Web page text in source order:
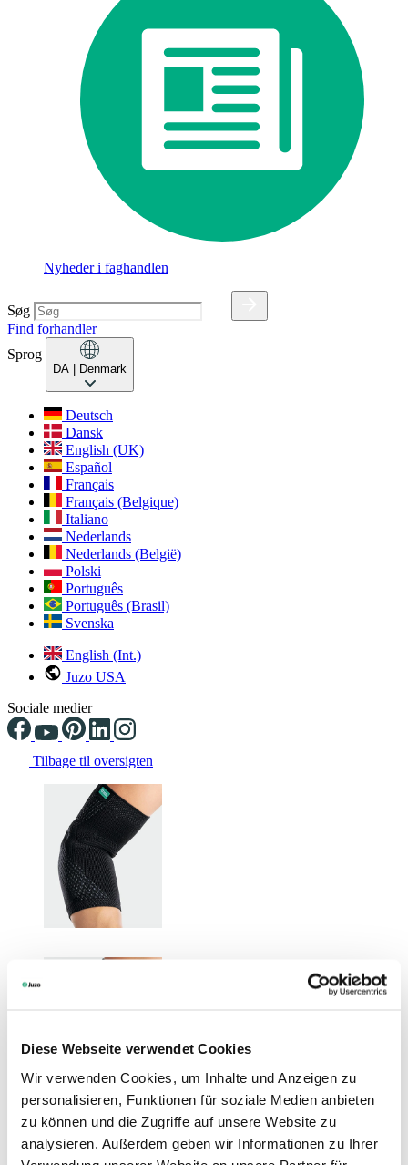
Diese Webseite verwendet Cookies
Wir verwenden Cookies, um Inhalte und Anzeigen zu
personalisieren, Funktionen für soziale Medien anbieten
zu können und die Zugriffe auf unsere Website zu
analysieren. Außerdem geben wir Informationen zu Ihrer
Nyheder i faghandlen
Søg
Find forhandler
Sprog
DA | Denmark
Deutsch
Dansk
English (UK)
Español
Français
Français (Belgique)
Italiano
Nederlands
Nederlands (België)
Polski
Português
Português (Brasil)
Svenska
English (Int.)
Juzo USA
Sociale medier
Tilbage til oversigten